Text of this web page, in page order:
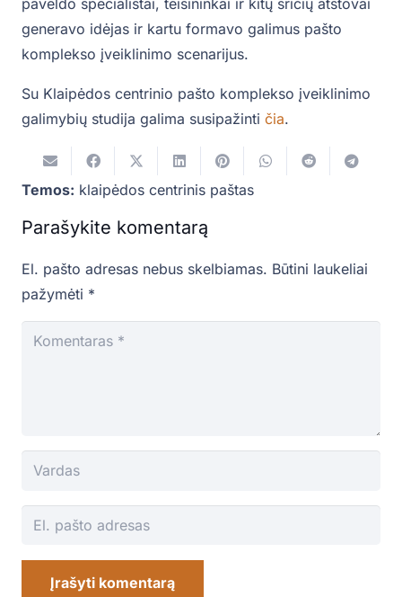
generavo idėjas ir kartu formavo galimus pašto
komplekso įveiklinimo scenarijus.
Su Klaipėdos centrinio pašto komplekso įveiklinimo
galimybių studija galima susipažinti čia.
Temos: klaipėdos centrinis paštas
Parašykite komentarą
El. pašto adresas nebus skelbiamas. Būtini laukeliai
pažymėti *
Įrašyti komentarą